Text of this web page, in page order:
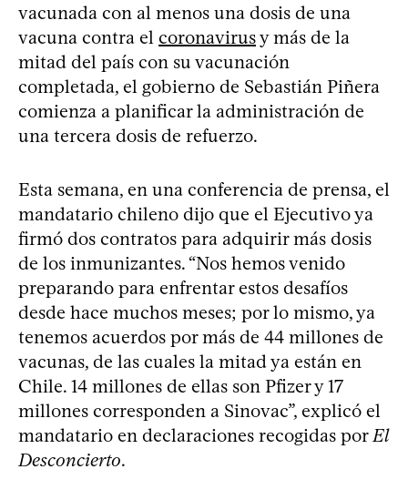
vacunada con al menos una dosis de una
vacuna contra el coronavirusy más de la
mitad del país con su vacunación
completada, el gobierno de Sebastián Piñera
comienza a planificar la administración de
una tercera dosis de refuerzo.
Esta semana, en una conferencia de prensa, el
mandatario chileno dijo que el Ejecutivo ya
firmó dos contratos para adquirir más dosis
de los inmunizantes. “Nos hemos venido
preparando para enfrentar estos desafíos
desde hace muchos meses; por lo mismo, ya
tenemos acuerdos por más de 44 millones de
vacunas, de las cuales la mitad ya están en
Chile. 14 millones de ellas son Pfizer y 17
millones corresponden a Sinovac”, explicó el
mandatario en declaraciones recogidas por El
Desconcierto.